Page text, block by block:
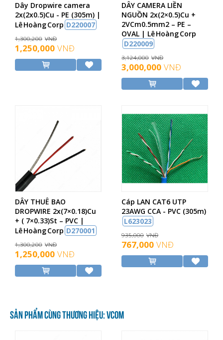
Dây Dropwire camera
2x(2x0.5)Cu - PE (305m) |
Lê Hoàng Corp D220007
1,300,200 VNĐ
1,250,000 VNĐ
DÂY CAMERA LIỀN
NGUỒN 2x(2×0.5)Cu +
2VCm0.5mm2 – PE –
OVAL | Lê Hoàng Corp
D220009
3,124,000 VNĐ
3,000,000 VNĐ
DÂY THUÊ BAO
DROPWIRE 2x(7×0.18)Cu
+ ( 7×0.33)St – PVC |
Lê Hoàng Corp D270001
1,300,200 VNĐ
1,250,000 VNĐ
Cáp LAN CAT6 UTP
23AWG CCA - PVC (305m)
L623023
935,000 VNĐ
767,000 VNĐ
SẢN PHẨM CÙNG THƯƠNG HIỆU: VCOM